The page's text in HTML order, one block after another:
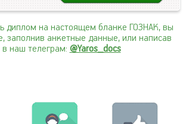
диплом на настоящем бланке ГОЗНАК, вы
заполнив анкетные данные, или написав
наш телеграм: @Yaros_docs